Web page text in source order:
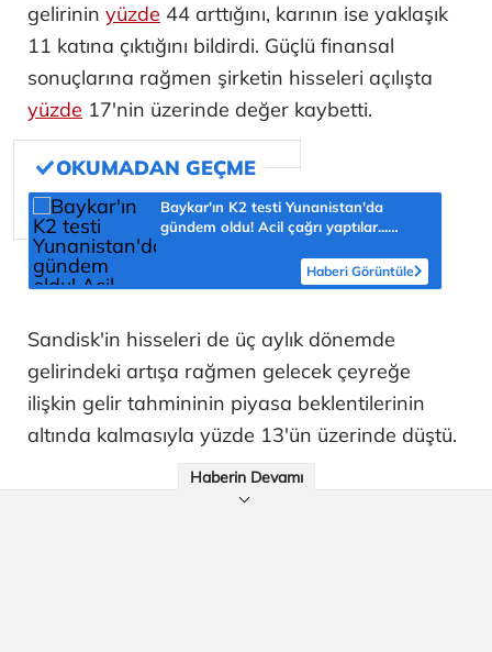
gelirinin yüzde 44 arttığını, karının ise yaklaşık
11 katına çıktığını bildirdi. Güçlü finansal
sonuçlarına rağmen şirketin hisseleri açılışta
yüzde 17'nin üzerinde değer kaybetti.
Baykar'ın K2 testi Yunanistan'da
gündem oldu! Acil çağrı yaptılar...
Haberi Görüntüle
Sandisk'in hisseleri de üç aylık dönemde
gelirindeki artışa rağmen gelecek çeyreğe
ilişkin gelir tahmininin piyasa beklentilerinin
altında kalmasıyla yüzde 13'ün üzerinde düştü.
Haberin Devamı